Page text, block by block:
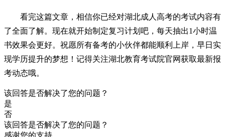
看完这篇文章，相信你已经对湖北成人高考的考试内容有
了全面了解。现在就开始制定复习计划吧，每天抽出1小时温
书效果会更好。祝愿所有备考的小伙伴都能顺利上岸，早日实
现学历提升的梦想！记得关注湖北教育考试院官网获取最新报
考动态哦。
该回答是否解决了您的问题？
是
否
该回答是否解决了您的问题？